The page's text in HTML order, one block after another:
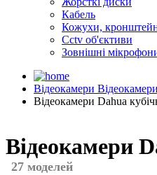
Кабель
Кожухи,
Cctv об'єктиви
Зовнішні
Відеокамери Відеокамери
Відеокамери Dahua
Відеокамери
27 моделей